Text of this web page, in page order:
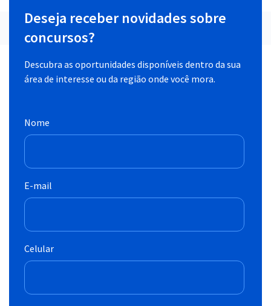
Deseja receber novidades sobre
concursos?
Descubra as oportunidades disponíveis dentro da sua
área de interesse ou da região onde você mora.
Nome
E-mail
Celular